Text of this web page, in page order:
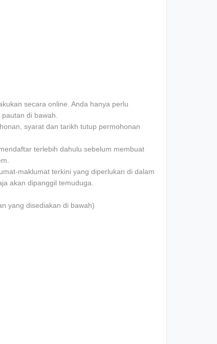
secara online. Anda hanya perlu
di bawah.
syarat dan tarikh tutup permohonan
terlebih dahulu sebelum membuat
maklumat terkini yang diperlukan di dalam
akan dipanggil temuduga.
yang disediakan di bawah)